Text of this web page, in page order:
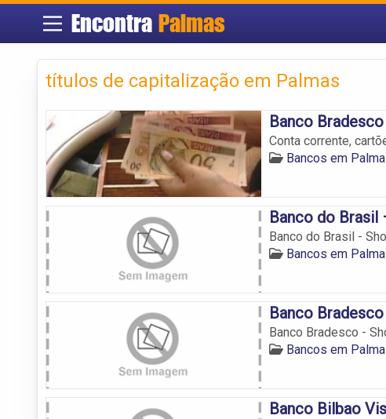
Encontra Palmas
títulos de capitalização em Palmas
Banco Bradesco
Conta corrente,
Bancos em
Banco do Brasil
Banco do Brasil -
Bancos em
Banco
Banco Bradesco -
Bancos em
Banco Bilbao